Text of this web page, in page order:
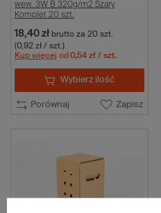
wew. 3W B 320g/m2 Szary
Komplet 20 szt.
18,40 zł brutto za 20 szt.
(0,92 zł / szt.)
Kup więcej od 0,54 zł / szt.
Porównaj Zapisz
Wybierz ilość